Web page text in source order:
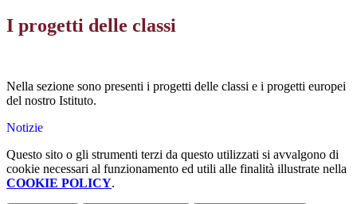
I progetti delle classi
Nella sezione sono presenti i progetti delle classi e i progetti europei
del nostro Istituto.
Notizie
Questo sito o gli strumenti terzi da questo utilizzati si avvalgono di
cookie necessari al funzionamento ed utili alle finalità illustrate nella
COOKIE POLICY.